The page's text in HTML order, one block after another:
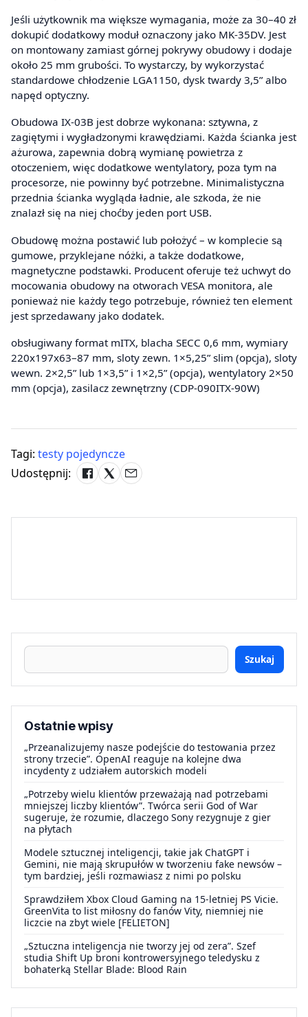
Jeśli użytkownik ma większe wymagania, może za 30–40 zł
dokupić dodatkowy moduł oznaczony jako MK-35DV. Jest
on montowany zamiast górnej pokrywy obudowy i dodaje
około 25 mm grubości. To wystarczy, by wykorzystać
standardowe chłodzenie LGA1150, dysk twardy 3,5” albo
napęd optyczny.
Obudowa IX-03B jest dobrze wykonana: sztywna, z
zagiętymi i wygładzonymi krawędziami. Każda ścianka jest
ażurowa, zapewnia dobrą wymianę powietrza z
otoczeniem, więc dodatkowe wentylatory, poza tym na
procesorze, nie powinny być potrzebne. Minimalistyczna
przednia ścianka wygląda ładnie, ale szkoda, że nie
znalazł się na niej choćby jeden port USB.
Obudowę można postawić lub położyć – w komplecie są
gumowe, przyklejane nóżki, a także dodatkowe,
magnetyczne podstawki. Producent oferuje też uchwyt do
mocowania obudowy na otworach VESA monitora, ale
ponieważ nie każdy tego potrzebuje, również ten element
jest sprzedawany jako dodatek.
obsługiwany format mITX, blacha SECC 0,6 mm, wymiary
220x197x63–87 mm, sloty zewn. 1×5,25” slim (opcja), sloty
wewn. 2×2,5” lub 1×3,5” i 1×2,5” (opcja), wentylatory 2×50
mm (opcja), zasilacz zewnętrzny (CDP-090ITX-90W)
Tagi: testy pojedyncze
Udostępnij:
Szukaj
Ostatnie wpisy
„Przeanalizujemy nasze podejście do testowania przez
strony trzecie”. OpenAI reaguje na kolejne dwa
incydenty z udziałem autorskich modeli
„Potrzeby wielu klientów przeważają nad potrzebami
mniejszej liczby klientów”. Twórca serii God of War
sugeruje, że rozumie, dlaczego Sony rezygnuje z gier
na płytach
Modele sztucznej inteligencji, takie jak ChatGPT i
Gemini, nie mają skrupułów w tworzeniu fake newsów –
tym bardziej, jeśli rozmawiasz z nimi po polsku
Sprawdziłem Xbox Cloud Gaming na 15-letniej PS Vicie.
GreenVita to list miłosny do fanów Vity, niemniej nie
liczcie na zbyt wiele [FELIETON]
„Sztuczna inteligencja nie tworzy jej od zera”. Szef
studia Shift Up broni kontrowersyjnego teledysku z
bohaterką Stellar Blade: Blood Rain